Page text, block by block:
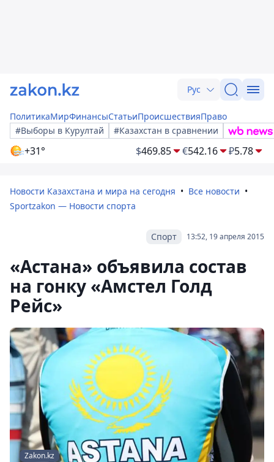
Рус
ПолитикаМирФинансыСтатьиПроисшествияПраво
#Выборы в Курултай
#Казахстан в сравнении
+31° $469.85 €542.16 ₽5.78
Новости Казахстана и мира на сегодня
Все новости
Sportzakon — Новости спорта
13:52, 19 апреля 2015
Спорт
«Астана» объявила состав
на гонку «Амстел Голд
Рейс»
Zakon.kz